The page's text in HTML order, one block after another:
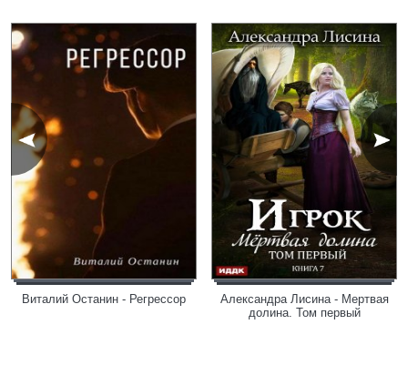
Виталий Останин - Регрессор
Александра Лисина - Мертвая
долина. Том первый